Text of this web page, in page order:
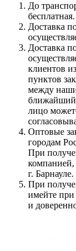
До
бесплатная.
Доставка
Доставка
клиентов
пунктов
между
ближайший
лицо
Оптовые
городам
При
компанией,
г. Барнауле.
При
имейте при
и